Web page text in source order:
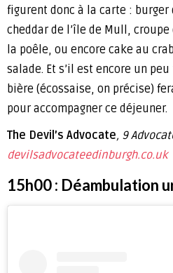
figurent donc à la carte :
cheddar de l’île de Mull, croupe
la poêle, ou encore cake au
salade. Et s’il est encore un
bière (écossaise, on précise)
pour accompagner ce déjeuner.
The Devil’s Advocate, 9
devilsadvocateedinburgh.co.uk
15h00 : Déambulation